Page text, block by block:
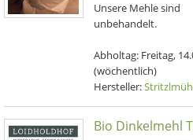
Unsere Mehle sind
unbehandelt.
Abholtag: Freitag,
(wöchentlich)
Hersteller:
Bio Dinkelmehl